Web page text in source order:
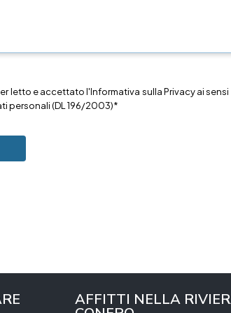
letto e accettato l'Informativa sullaPrivacyai sensi
personali (DL 196/2003)*
AFFITTI NELLA